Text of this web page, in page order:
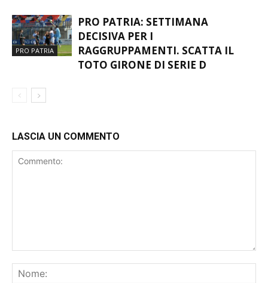
PRO PATRIA
PRO PATRIA: SETTIMANA
DECISIVA PER I
RAGGRUPPAMENTI. SCATTA IL
TOTO GIRONE DI SERIE D
LASCIA UN COMMENTO